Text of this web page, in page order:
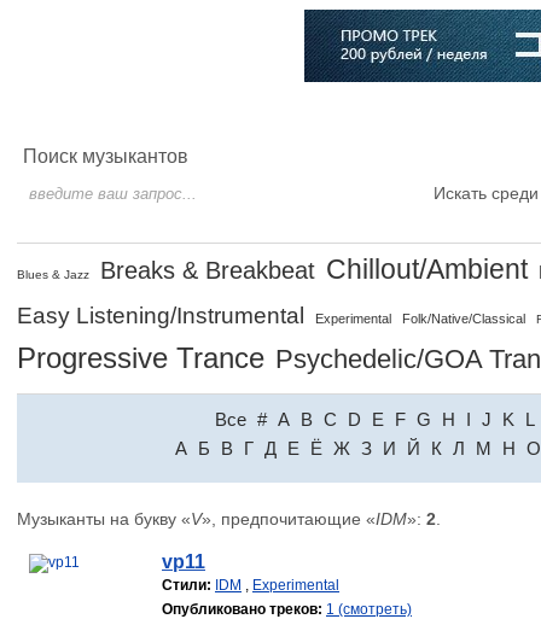
Поиск музыкантов
Искать
Blues & Jazz Breaks & Breakbeat Chillout/Ambient
Easy Listening/Instrumental Experimental Folk/Native/Classical
Progressive Trance Psychedelic/GOA
Все # A B C D E F G H I J K
L
A Б В Г Д Е Ё Ж З И Й К Л М Н О
Музыканты на букву «V», предпочитающие «IDM»: 2
vp11
Стили: IDM , Experimental
Опубликовано треков: 1 (смотреть)